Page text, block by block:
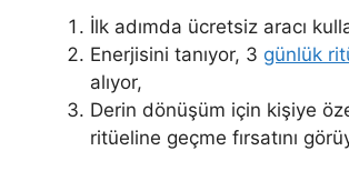
İlk adımda ücretsiz aracı
Enerjisini tanıyor, 3 günlük
alıyor,
Derin dönüşüm için kişiye
ritüeline geçme fırsatını